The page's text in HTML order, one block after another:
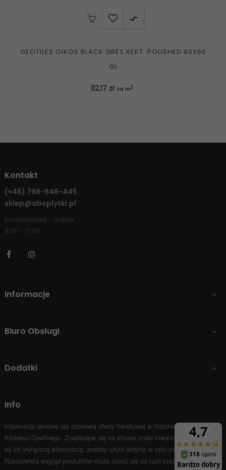

GEOTILES OIKOS BLACK GRES REKT. POLISHED 60X60
G1
Cena
112,17 zł za m2
Kontakt
(+48) 798-946-445
sklep@abcplytki.pl
poniedziałek - piątek
8:00 - 17:00
Facebook
Informacje 
Biuro Obsługi 
Dodatki 
Info
Informacje cenowe nie stanowią oferty handlowej w rozumieniu Art.66 par.1
Kodeksu Cywilnego. Znajdujące się na stronie znaki towarowe i nazwy firm
są ich wyłączną własnością, zostały użyte jedynie w celu informacyjnym.
Rzeczywisty wygląd produktów może różnić się od tych prezentowanych na